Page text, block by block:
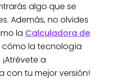
algo que se
Además, no olvides
la Calculadora de
cómo la tecnología
a
con tu mejor versión!